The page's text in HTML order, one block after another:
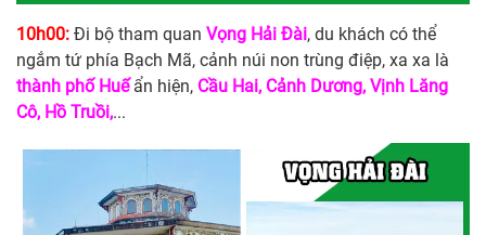
10h00: Đi bộ tham quan Vọng Hải Đài, du khách có thể
ngắm tứ phía Bạch Mã, cảnh núi non trùng điệp, xa xa là
thành phố Huếẩn hiện, Cầu Hai, Cảnh Dương, Vịnh Lăng
Cô, Hồ Truồi,...